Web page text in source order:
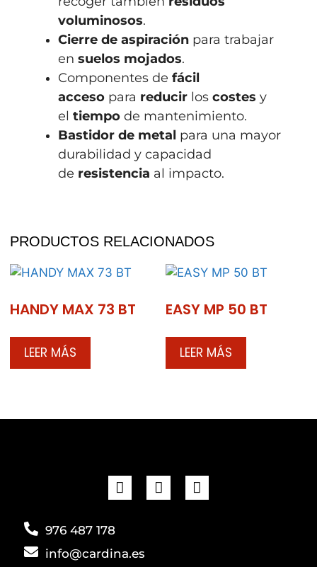
voluminosos.
Cierre de aspiración para trabajar
en suelos mojados.
Componentes de fácil
acceso para reducir los costes y
el tiempo de mantenimiento.
Bastidor de metal para una mayor
durabilidad y capacidad
de resistencia al impacto.
PRODUCTOS RELACIONADOS
HANDY MAX 73 BT
LEER MÁS
EASY MP 50 BT
LEER MÁS
976 487 178
info@cardina.es